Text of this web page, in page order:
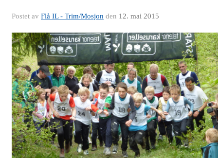
Postet av Flå IL - Trim/Mosjon den 12. mai 2015